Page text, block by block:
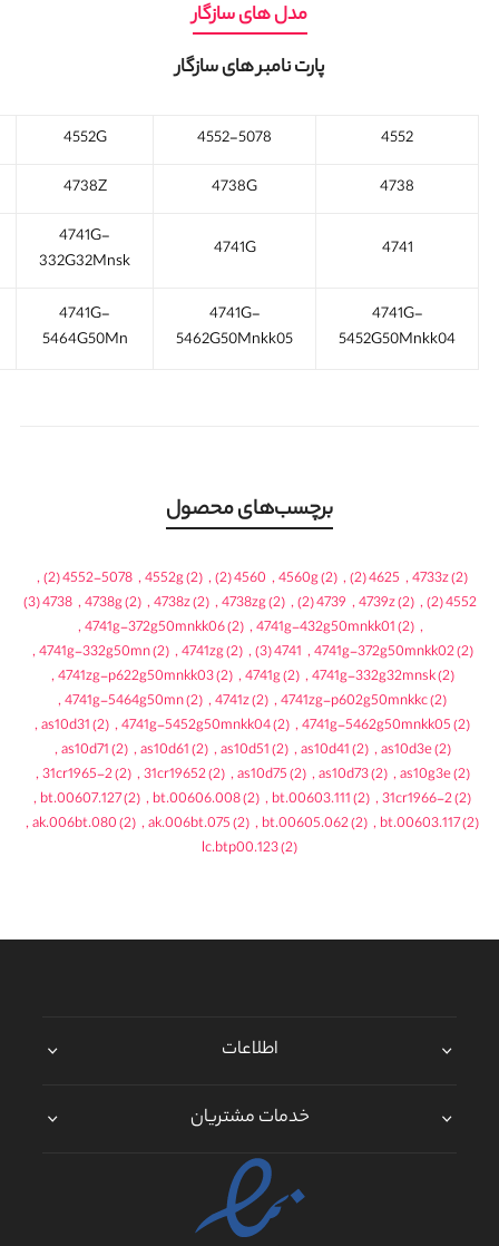
مدل های سازگار
پارت نامبر های سازگار
4552
4552-5078
4552G
4738
4738G
4738Z
4741
4741G
4741G-
332G32Mnsk
4741G-
5452G50Mnkk04
4741G-
5462G50Mnkk05
4741G-
5464G50Mn
برچسب‌های محصول
4733z(2)
,
4625
(2)
,
4560g(2)
,
4560
(2)
,
4552g(2)
,
4552-5078
(2)
,
4552
(2)
,
4739z(2)
,
4739
(2)
,
4738zg(2)
,
4738z(2)
,
4738g(2)
,
4738
(3)
,
4741g-432g50mnkk01(2)
,
4741g-372g50mnkk06(2)
,
4741g-372g50mnkk02(2)
,
4741
(3)
,
4741zg(2)
,
4741g-332g50mn(2)
,
4741g-332g32mnsk(2)
,
4741g(2)
,
4741zg-p622g50mnkk03(2)
,
4741zg-p602g50mnkkc(2)
,
4741z(2)
,
4741g-5464g50mn(2)
,
4741g-5462g50mnkk05(2)
,
4741g-5452g50mnkk04(2)
,
as10d31(2)
,
as10d3e(2)
,
as10d41(2)
,
as10d51(2)
,
as10d61(2)
,
as10d71(2)
,
as10g3e(2)
,
as10d73(2)
,
as10d75(2)
,
31cr19652(2)
,
31cr1965-2(2)
,
31cr1966-2(2)
,
bt.00603.111(2)
,
bt.00606.008(2)
,
bt.00607.127(2)
,
bt.00603.117(2)
,
bt.00605.062(2)
,
ak.006bt.075(2)
,
ak.006bt.080(2)
,
lc.btp00.123(2)
اطلاعات
خدمات مشتریان